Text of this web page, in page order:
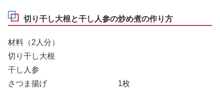
切り干し大根と干し人参の炒め煮の作り方
材料（2人分）
切り干し大根
干し人参
さつま揚げ 1枚